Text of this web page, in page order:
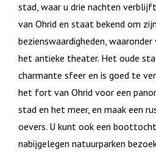
stad, waar u drie nachten
van Ohrid en staat bekend om
bezienswaardigheden,
het antieke theater. Het oude
charmante sfeer en is goed te
het fort van Ohrid voor een
stad en het meer, en maak een
oevers. U kunt ook een
nabijgelegen natuurparken